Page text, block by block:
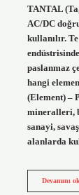
TANTAL
AC/DC
kullanılır.
paslanmaz
hangi
(Element) –
mineralleri,
sanayi,
alanlarda
Devamını